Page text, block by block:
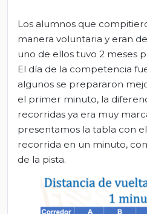
Los alumnos que
manera voluntaria y eran
uno de ellos tuvo 2 meses
El día de la competencia
algunos se prepararon
el primer minuto, la
recorridas ya era muy
presentamos la tabla con
recorrida en un minuto,
de la pista.